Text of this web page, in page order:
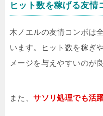
ヒット数を稼げる友情
木ノエルの友情コンボは
います。ヒット数を稼ぎ
メージを与えやすいのが
また、サソリ処理でも活